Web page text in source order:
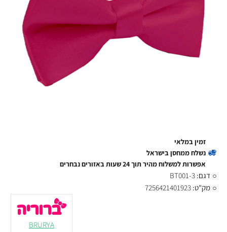
זמין במלאי
נשלח ממחסן בישראל
אפשרות למשלוח מהיר תוך 24 שעות באזורים נבחרים
דגם: BT001-3
מק"ט: 7256421401923
BRURYA